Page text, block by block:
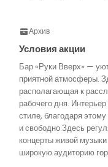
Архив
Условия акции
Бар «Руки Вверх» —
приятной атмосферы.
располагающая к
рабочего дня.
стиле, благодаря
и свободно.Здесь
концерты живой
широкую аудиторию